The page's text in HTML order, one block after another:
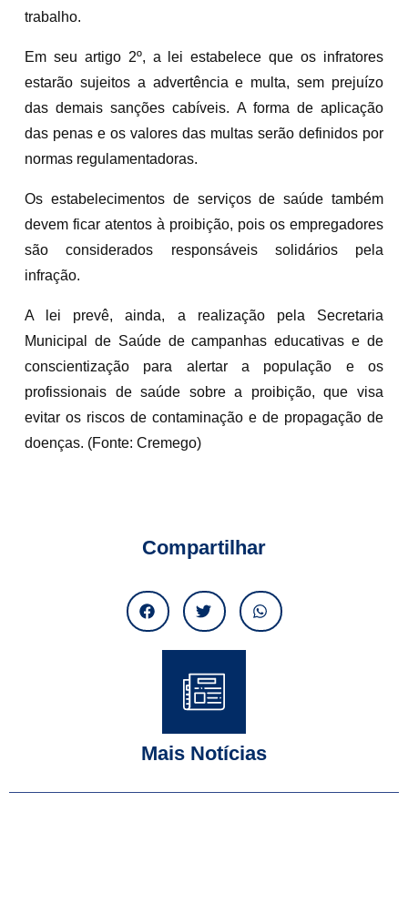
trabalho.
Em seu artigo 2º, a lei estabelece que os infratores
estarão sujeitos a advertência e multa, sem prejuízo
das demais sanções cabíveis. A forma de aplicação
das penas e os valores das multas serão definidos por
normas regulamentadoras.
Os estabelecimentos de serviços de saúde também
devem ficar atentos à proibição, pois os empregadores
são considerados responsáveis solidários pela
infração.
A lei prevê, ainda, a realização pela Secretaria
Municipal de Saúde de campanhas educativas e de
conscientização para alertar a população e os
profissionais de saúde sobre a proibição, que visa
evitar os riscos de contaminação e de propagação de
doenças. (Fonte: Cremego)
Compartilhar
Mais Notícias